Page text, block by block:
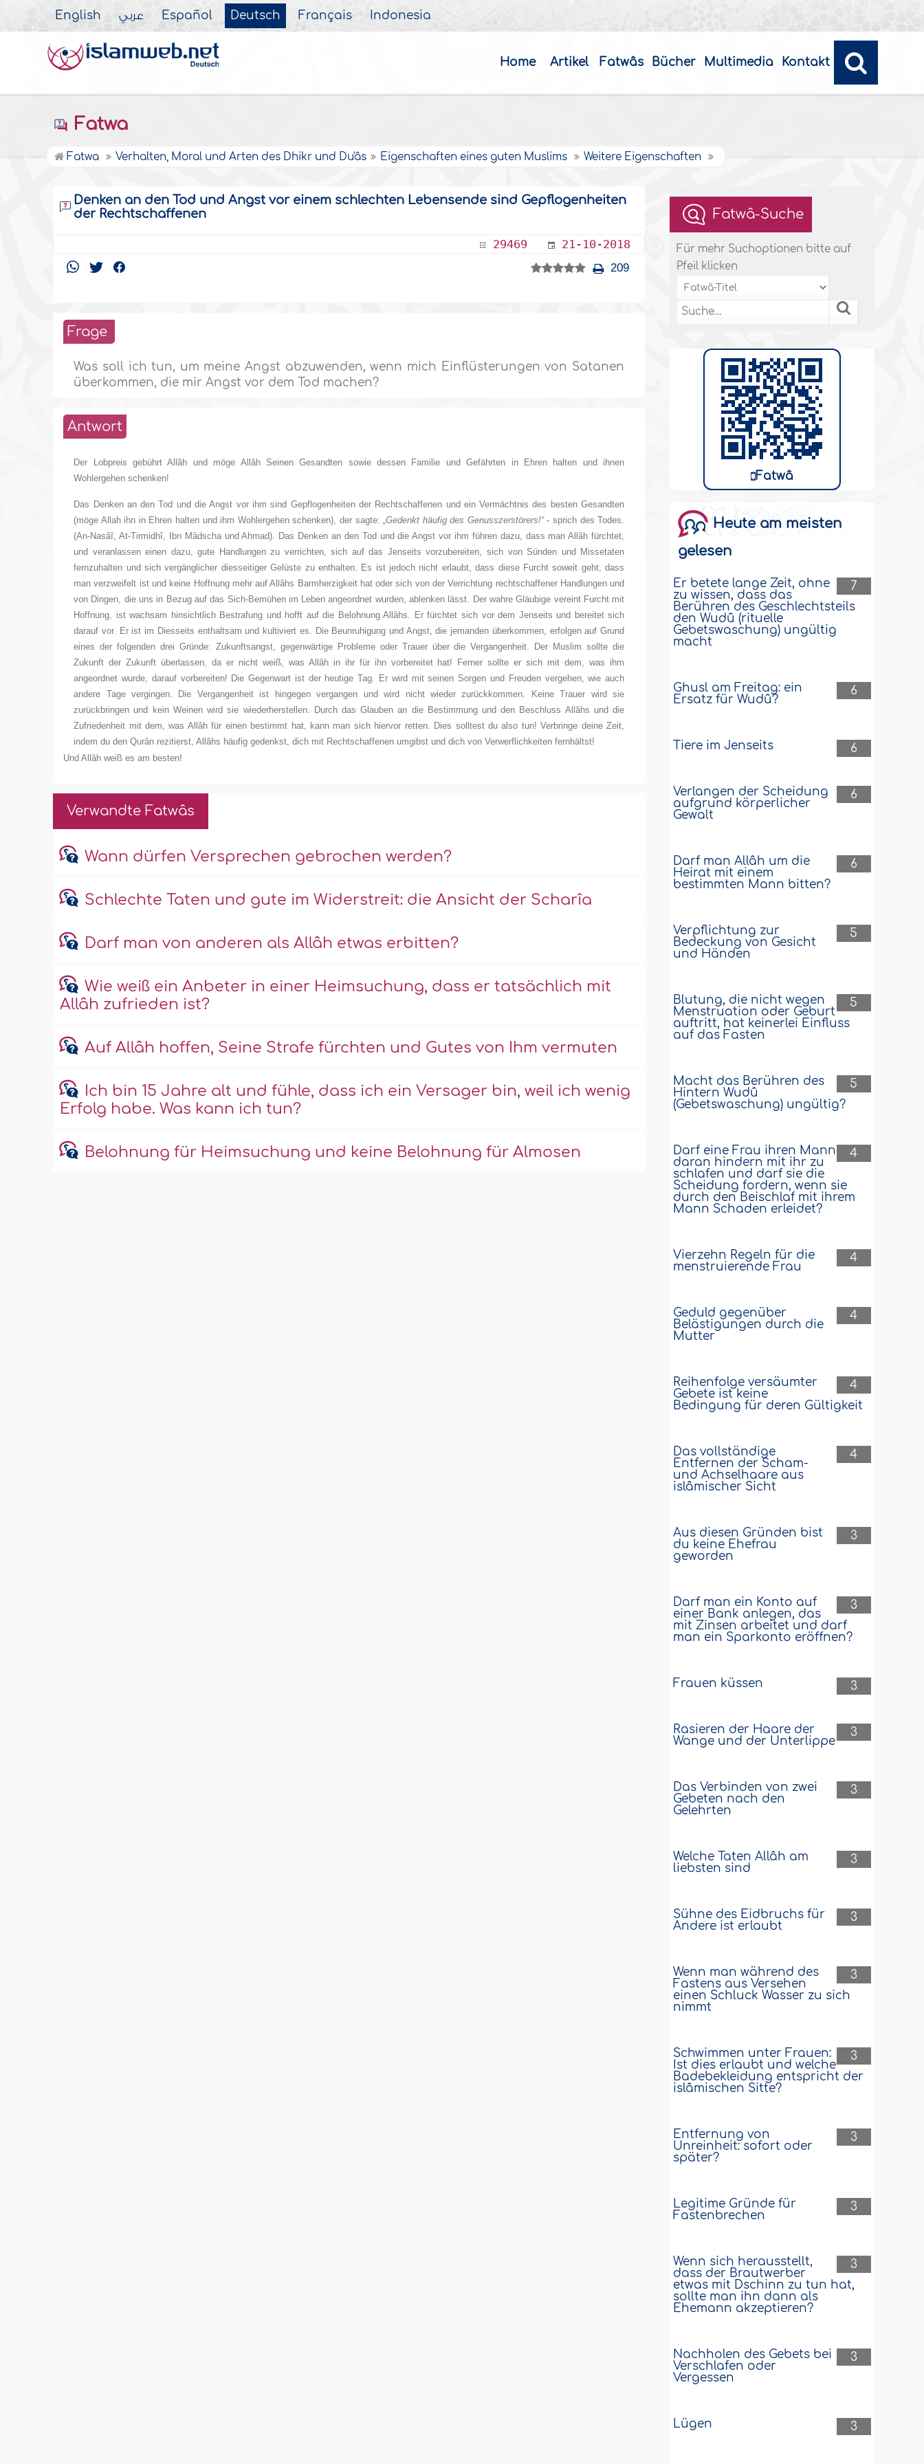
English عربي Español Deutsch Français Indonesia
Home Artikel Fatwâs Bücher Multimedia Kontakt
Fatwa
Fatwa Verhalten, Moral und Arten des Dhikr und Du'âs Eigenschaften eines guten Muslims Weitere Eigenschaften
Denken an den Tod und Angst vor einem schlechten Lebensende sind Gepflogenheiten
der Rechtschaffenen
29469 21-10-2018
209
Frage
Was soll ich tun, um meine Angst abzuwenden, wenn mich Einflüsterungen von Satanen
überkommen, die mir Angst vor dem Tod machen?
Antwort
Der Lobpreis gebührt Allâh und möge Allâh Seinen Gesandten sowie dessen Familie und Gefährten in Ehren halten und ihnen
Wohlergehen schenken!
Das Denken an den Tod und die Angst vor ihm sind Gepflogenheiten der Rechtschaffenen und ein Vermächtnis des besten Gesandten
(möge Allah ihn in Ehren halten und ihm Wohlergehen schenken), der sagte:„Gedenkt häufig des Genusszerstörers!“- sprich des Todes.
(An-Nasâî, At-Tirmidhî, Ibn Mâdscha und Ahmad). Das Denken an den Tod und die Angst vor ihm führen dazu, dass man Allâh fürchtet,
und veranlassen einen dazu, gute Handlungen zu verrichten, sich auf das Jenseits vorzubereiten, sich von Sünden und Missetaten
fernzuhalten und sich vergänglicher diesseitiger Gelüste zu enthalten. Es ist jedoch nicht erlaubt, dass diese Furcht soweit geht, dass
man verzweifelt ist und keine Hoffnung mehr auf Allâhs Barmherzigkeit hat oder sich von der Verrichtung rechtschaffener Handlungen und
von Dingen, die uns in Bezug auf das Sich-Bemühen im Leben angeordnet wurden, ablenken lässt. Der wahre Gläubige vereint Furcht mit
Hoffnung, ist wachsam hinsichtlich Bestrafung und hofft auf die Belohnung Allâhs. Er fürchtet sich vor dem Jenseits und bereitet sich
darauf vor. Er ist im Diesseits enthaltsam und kultiviert es. Die Beunruhigung und Angst, die jemanden überkommen, erfolgen auf Grund
eines der folgenden drei Gründe: Zukunftsangst, gegenwärtige Probleme oder Trauer über die Vergangenheit. Der Muslim sollte die
Zukunft der Zukunft überlassen, da er nicht weiß, was Allâh in ihr für ihn vorbereitet hat! Ferner sollte er sich mit dem, was ihm
angeordnet wurde, darauf vorbereiten! Die Gegenwart ist der heutige Tag. Er wird mit seinen Sorgen und Freuden vergehen, wie auch
andere Tage vergingen. Die Vergangenheit ist hingegen vergangen und wird nicht wieder zurückkommen. Keine Trauer wird sie
zurückbringen und kein Weinen wird sie wiederherstellen. Durch das Glauben an die Bestimmung und den Beschluss Allâhs und die
Zufriedenheit mit dem, was Allâh für einen bestimmt hat, kann man sich hiervor retten. Dies solltest du also tun! Verbringe deine Zeit,
indem du den Qurân rezitierst, Allâhs häufig gedenkst, dich mit Rechtschaffenen umgibst und dich von Verwerflichkeiten fernhältst!
Und Allâh weiß es am besten!
Verwandte Fatwâs
Wann dürfen Versprechen gebrochen werden?
Schlechte Taten und gute im Widerstreit: die Ansicht der Scharîa
Darf man von anderen als Allâh etwas erbitten?
Wie weiß ein Anbeter in einer Heimsuchung, dass er tatsächlich mit
Allâh zufrieden ist?
Auf Allâh hoffen, Seine Strafe fürchten und Gutes von Ihm vermuten
Ich bin 15 Jahre alt und fühle, dass ich ein Versager bin, weil ich wenig
Erfolg habe. Was kann ich tun?
Belohnung für Heimsuchung und keine Belohnung für Almosen
Fatwâ-Suche
Für mehr Suchoptionen bitte auf
Pfeil klicken
Fatwâ
Heute am meisten
gelesen
7
Er betete lange Zeit, ohne
zu wissen, dass das
Berühren des Geschlechtsteils
den Wudû (rituelle
Gebetswaschung) ungültig
macht
6
Ghusl am Freitag: ein
Ersatz für Wudû?
6
Tiere im Jenseits
6
Verlangen der Scheidung
aufgrund körperlicher
Gewalt
6
Darf man Allâh um die
Heirat mit einem
bestimmten Mann bitten?
5
Verpflichtung zur
Bedeckung von Gesicht
und Händen
5
Blutung, die nicht wegen
Menstruation oder Geburt
auftritt, hat keinerlei Einfluss
auf das Fasten
5
Macht das Berühren des
Hintern Wudû
(Gebetswaschung) ungültig?
4
Darf eine Frau ihren Mann
daran hindern mit ihr zu
schlafen und darf sie die
Scheidung fordern, wenn sie
durch den Beischlaf mit ihrem
Mann Schaden erleidet?
4
Vierzehn Regeln für die
menstruierende Frau
4
Geduld gegenüber
Belästigungen durch die
Mutter
4
Reihenfolge versäumter
Gebete ist keine
Bedingung für deren Gültigkeit
4
Das vollständige
Entfernen der Scham-
und Achselhaare aus
islâmischer Sicht
3
Aus diesen Gründen bist
du keine Ehefrau
geworden
3
Darf man ein Konto auf
einer Bank anlegen, das
mit Zinsen arbeitet und darf
man ein Sparkonto eröffnen?
3
Frauen küssen
3
Rasieren der Haare der
Wange und der Unterlippe
3
Das Verbinden von zwei
Gebeten nach den
Gelehrten
3
Welche Taten Allâh am
liebsten sind
3
Sühne des Eidbruchs für
Andere ist erlaubt
3
Wenn man während des
Fastens aus Versehen
einen Schluck Wasser zu sich
nimmt
3
Schwimmen unter Frauen:
Ist dies erlaubt und welche
Badebekleidung entspricht der
islâmischen Sitte?
3
Entfernung von
Unreinheit: sofort oder
später?
3
Legitime Gründe für
Fastenbrechen
3
Wenn sich herausstellt,
dass der Brautwerber
etwas mit Dschinn zu tun hat,
sollte man ihn dann als
Ehemann akzeptieren?
3
Nachholen des Gebets bei
Verschlafen oder
Vergessen
3
Lügen